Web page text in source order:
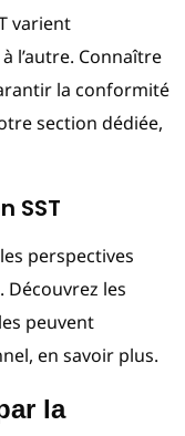
varient
l’autre. Connaître
la conformité
section dédiée,
SST
perspectives
les
peuvent
en savoir plus.
la